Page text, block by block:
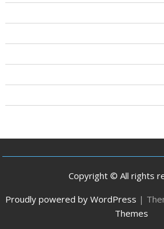
Copyright © All rights
Proudly powered by WordPress |
Themes